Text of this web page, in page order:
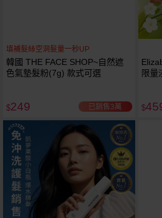
填補髮絲空洞髮量一秒UP
韓國 THE FACE SHOP~自然遮
色氣墊髮粉(7g) 款式可選
$249 已銷售3萬
限量
$